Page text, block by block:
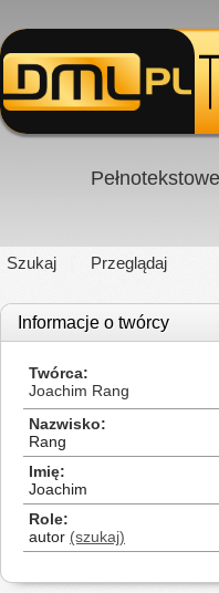
Szukaj Przeglądaj
Informacje o twórcy
Twórca
Joachim Rang
Nazwisko
Rang
Imię
Joachim
Role
autor (szukaj)